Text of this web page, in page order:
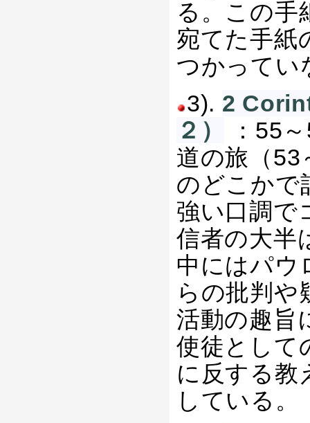
る。この手
宛てた手紙
つかってい
3). 2
２）
：55
道の旅（53
のどこかで
強い口調で
信者の大半
中にはパウ
らの批判や
活動の趣旨
使徒として
に反する教
している。